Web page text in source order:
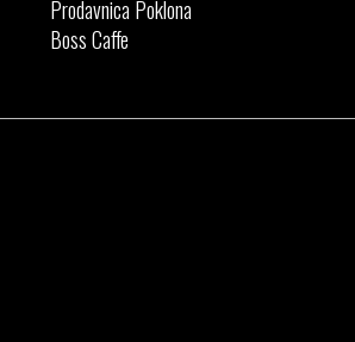
Prodavnica Poklona
Boss Caffe